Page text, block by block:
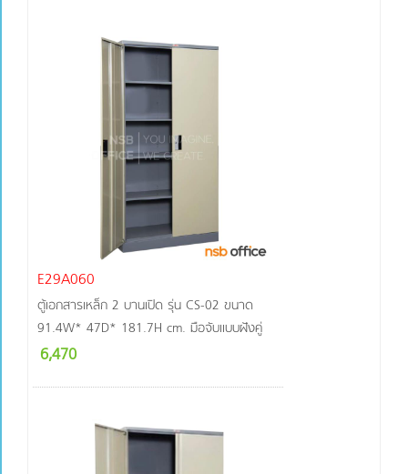
E29A060
ตู้เอกสารเหล็ก 2 บานเปิด รุ่น CS-02 ขนาด
91.4W* 47D* 181.7H cm. มือจับแบบฝังคู่
6,470